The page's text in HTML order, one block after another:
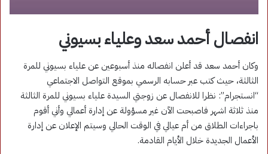
انفصال أحمد سعد وعلياء بسيوني
وكان أحمد سعد قد أعلن انفصاله منذ أسبوعين عن علياء بسيوني للمرة
الثالثة، حيث كتب عبر حسابه الرسمي بموقع التواصل الاجتماعي
“انستجرام”: نظرا للانفصال عن زوجتي السيدة علياء بسيوني للمرة الثالثة
منذ ثلاثة اشهر فاصبحت الآن غير مسؤولة عن إدارة أعمالي وأني أقوم
باجراءات الطلاق من أم عيالي في الوقت الحالي وسيتم الإعلان عن إدارة
الأعمال الجديدة خلال الأيام القادمة.